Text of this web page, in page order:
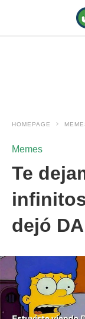
HOMEPAGE
Memes
Te
dejó